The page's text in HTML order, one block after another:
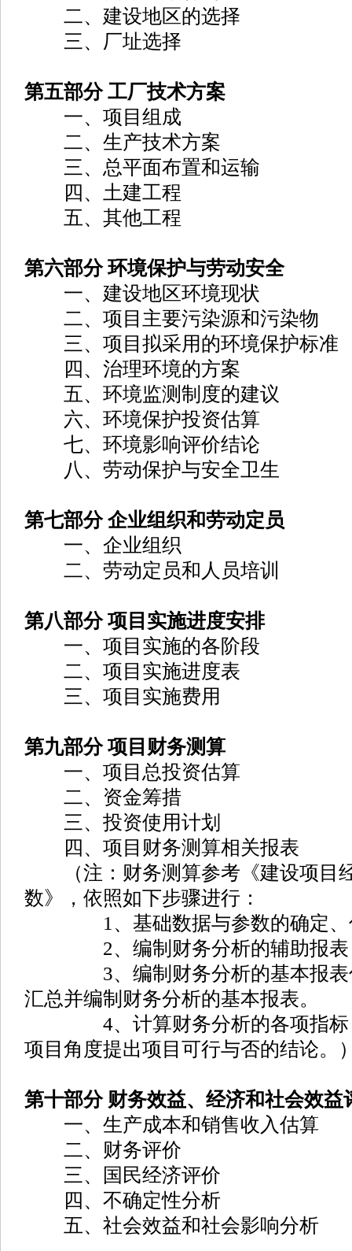
二、建设地区的选择
三、厂址选择
第五部分 工厂技术方案
一、项目组成
二、生产技术方案
三、总平面布置和运输
四、土建工程
五、其他工程
第六部分 环境保护与劳动安全
一、建设地区环境现状
二、项目主要污染源和污染物
三、项目拟采用的环境保护标准
四、治理环境的方案
五、环境监测制度的建议
六、环境保护投资估算
七、环境影响评价结论
八、劳动保护与安全卫生
第七部分 企业组织和劳动定员
一、企业组织
二、劳动定员和人员培训
第八部分 项目实施进度安排
一、项目实施的各阶段
二、项目实施进度表
三、项目实施费用
第九部分 项目财务测算
一、项目总投资估算
二、资金筹措
三、投资使用计划
四、项目财务测算相关报表
（注：财务测算参考《建设项目
数》，依照如下步骤进行：
1、基础数据与参数的确定、
2、编制财务分析的辅助报表
3、编制财务分析的基本报表估
汇总并编制财务分析的基本报表。
4、计算财务分析的各项指标，
项目角度提出项目可行与否的结论。
第十部分 财务效益、经济和社会效益
一、生产成本和销售收入估算
二、财务评价
三、国民经济评价
四、不确定性分析
五、社会效益和社会影响分析